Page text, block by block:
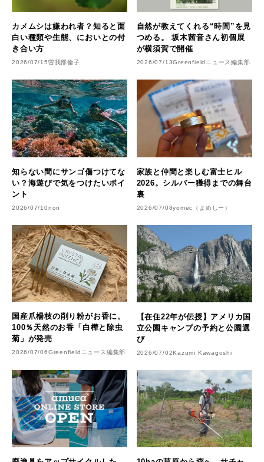
カメムシは嫌われ者？知ると面
白い種類や生態、においとの付
き合い方
2026/07/15曽我部倫子
自然が教えてくれる“時間”を見
つめる。 坂木茜音さん初個展
が横須賀で開催
2026/07/13Greenfieldニュース編集部
知らない間にサンゴ傷つけてな
い？海遊びで気をつけたいポイ
ント
2026/07/10non
家族と仲間と楽しむ富士ヒル
2026。シルバー獲得までの舞台
裏
2026/07/08yomec（よめしー）
国産爪楊枝の削り粉がお香に。
100％天然のお香「白樺と除虫
菊」が発売
2026/07/06Greenfieldニュース編集部
【在住22年が伝授】アメリカ国
立公園キャンプの予約と公園選
び
2026/07/02Kazumi Kawagoshi